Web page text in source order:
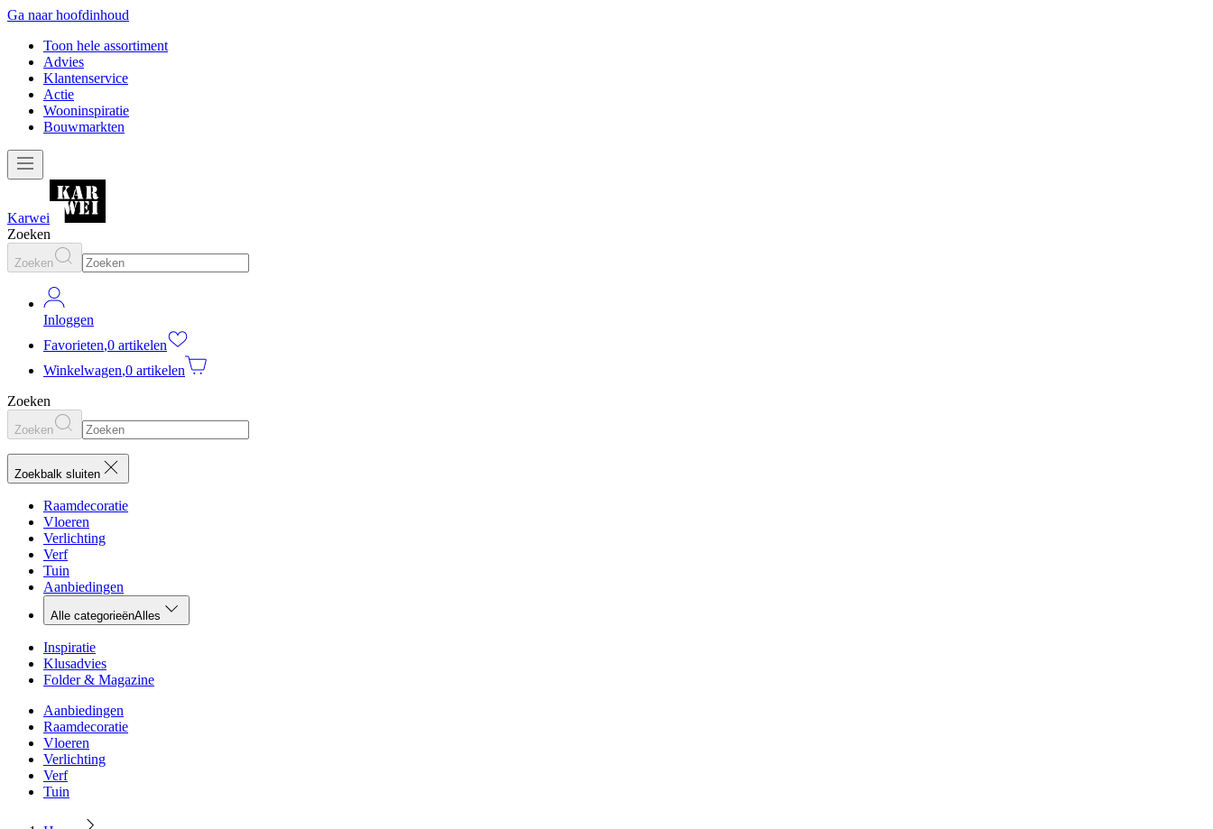
Ga naar hoofdinhoud
Toon hele assortiment
Advies
Klantenservice
Actie
Wooninspiratie
Bouwmarkten
Karwei
Zoeken
Zoeken
Inloggen
Favorieten,0 artikelen
Winkelwagen,0 artikelen
Zoeken
Zoeken
Zoekbalk sluiten
Raamdecoratie
Vloeren
Verlichting
Verf
Tuin
Aanbiedingen
Alle categorieënAlles
Inspiratie
Klusadvies
Folder & Magazine
Aanbiedingen
Raamdecoratie
Vloeren
Verlichting
Verf
Tuin